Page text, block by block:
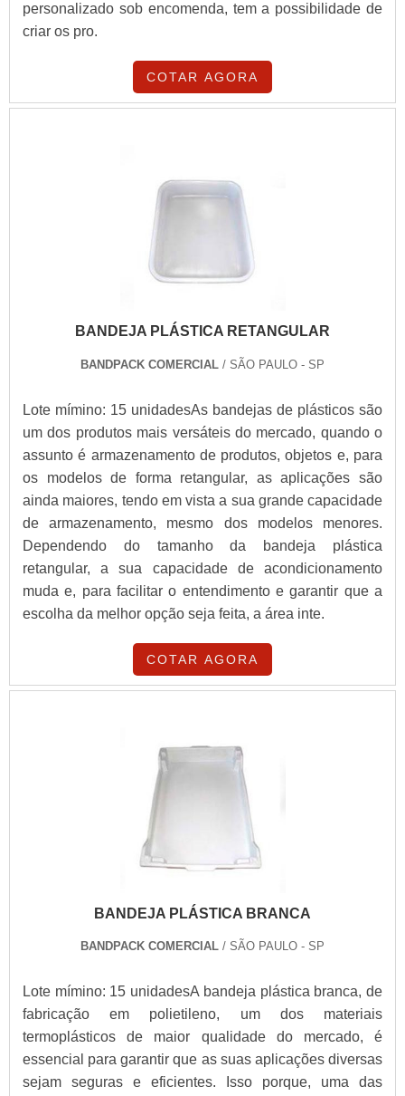
personalizado sob encomenda, tem a possibilidade de
criar os pro.
COTAR AGORA
BANDEJA PLÁSTICA RETANGULAR
BANDPACK COMERCIAL / SÃO PAULO - SP
Lote mímino: 15 unidadesAs bandejas de plásticos são
um dos produtos mais versáteis do mercado, quando o
assunto é armazenamento de produtos, objetos e, para
os modelos de forma retangular, as aplicações são
ainda maiores, tendo em vista a sua grande capacidade
de armazenamento, mesmo dos modelos menores.
Dependendo do tamanho da bandeja plástica
retangular, a sua capacidade de acondicionamento
muda e, para facilitar o entendimento e garantir que a
escolha da melhor opção seja feita, a área inte.
COTAR AGORA
BANDEJA PLÁSTICA BRANCA
BANDPACK COMERCIAL / SÃO PAULO - SP
Lote mímino: 15 unidadesA bandeja plástica branca, de
fabricação em polietileno, um dos materiais
termoplásticos de maior qualidade do mercado, é
essencial para garantir que as suas aplicações diversas
sejam seguras e eficientes. Isso porque, uma das